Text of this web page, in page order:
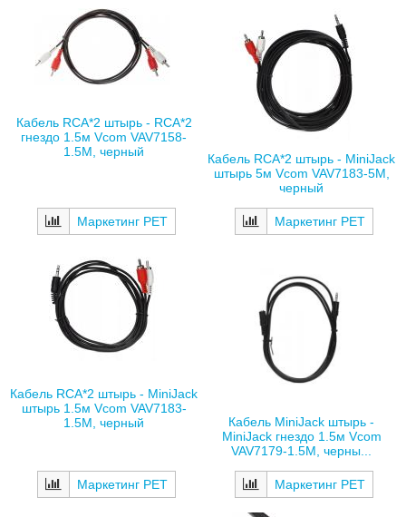
Кабель RCA*2 штырь - RCA*2
гнездо 1.5м Vcom VAV7158-
1.5M, черный
Маркетинг РЕТ
Кабель RCA*2 штырь - MiniJack
штырь 5м Vcom VAV7183-5M,
черный
Маркетинг РЕТ
Кабель RCA*2 штырь - MiniJack
штырь 1.5м Vcom VAV7183-
1.5M, черный
Маркетинг РЕТ
Кабель MiniJack штырь -
MiniJack гнездо 1.5м Vcom
VAV7179-1.5M, черны...
Маркетинг РЕТ